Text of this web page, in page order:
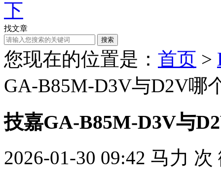
找文章
搜索
您现在的位置是： 首页 >
GA-B85M-D3V与D2V哪
技嘉GA-B85M-D3V与
2026-01-30 09:42 马力 次